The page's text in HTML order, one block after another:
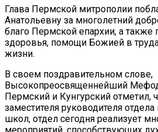
Глава Пермской митрополии
Анатольевну за многолетний
благо Пермской епархии, а также
здоровья, помощи Божией в
жизни.
В своем поздравительном слове,
Высокопреосвященнейший
Пермский и Кунгурский отметил,
заместителя руководителя
школ, отдел сегодня реализует